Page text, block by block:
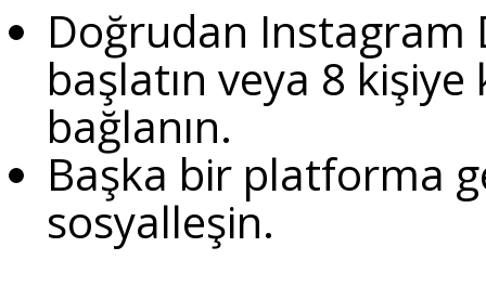
Doğrudan Instagram
başlatın veya 8
bağlanın.
Başka bir platforma
sosyalleşin.